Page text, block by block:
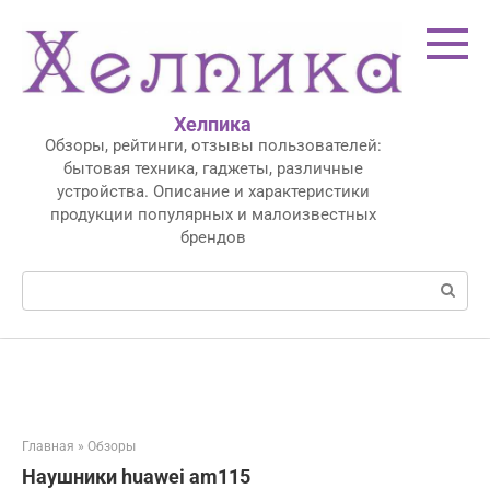
контенту
Хелпика
Обзоры, рейтинги, отзывы пользователей:
бытовая техника, гаджеты, различные
устройства. Описание и характеристики
продукции популярных и малоизвестных
брендов
Поиск:
Главная » Обзоры
Наушники huawei am115